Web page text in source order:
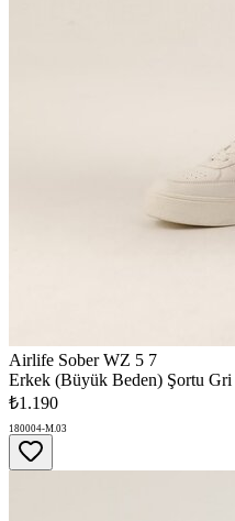
Airlife Sober WZ 5 7
Erkek (Büyük Beden) Şortu Gri
₺1.190
180004-M.03